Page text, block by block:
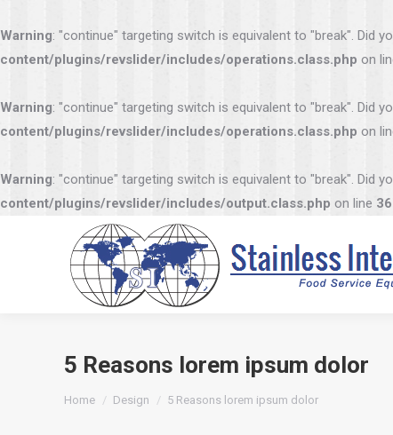
Warning: "continue" targeting switch is equivalent to "break". Did
content/plugins/revslider/includes/operations.class.php on
Warning: "continue" targeting switch is equivalent to "break". Did
content/plugins/revslider/includes/operations.class.php on
Warning: "continue" targeting switch is equivalent to "break". Did
content/plugins/revslider/includes/output.class.php on line
5 Reasons lorem ipsum dolor
You are here:
Home Design 5 Reasons lorem ipsum dolor